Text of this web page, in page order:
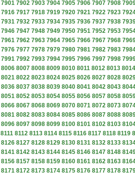
7901 7902 7903 7904 7905 7906 7907 7908
7916 7917 7918 7919 7920 7921 7922 7923
7931 7932 7933 7934 7935 7936 7937 7938
7946 7947 7948 7949 7950 7951 7952 7953
7961 7962 7963 7964 7965 7966 7967 7968
7976 7977 7978 7979 7980 7981 7982 7983
7991 7992 7993 7994 7995 7996 7997 7998
8006 8007 8008 8009 8010 8011 8012 8013 8014
8021 8022 8023 8024 8025 8026 8027 8028
8036 8037 8038 8039 8040 8041 8042 8043
8051 8052 8053 8054 8055 8056 8057 8058
8066 8067 8068 8069 8070 8071 8072 8073
8081 8082 8083 8084 8085 8086 8087 8088
8096 8097 8098 8099 8100 8101 8102 8103
8111 8112 8113 8114 8115 8116 8117 8118 8119
8126 8127 8128 8129 8130 8131 8132 8133
8141 8142 8143 8144 8145 8146 8147 8148
8156 8157 8158 8159 8160 8161 8162 8163
8171 8172 8173 8174 8175 8176 8177 8178